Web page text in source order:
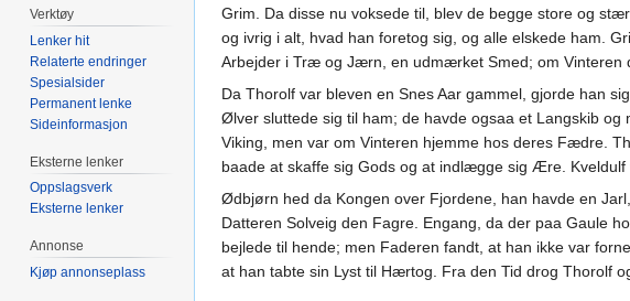
Grim. Da disse nu voksede til, blev de begge store og
og ivrig i alt, hvad han foretog sig, og alle elskede ham.
Arbejder i Træ og Jærn, en udmærket Smed; om Vinteren
Da Thorolf var bleven en Snes Aar gammel, gjorde han
Ølver sluttede sig til ham; de havde ogsaa et Langskib
Viking, men var om Vinteren hjemme hos deres Fædre.
baade at skaffe sig Gods og at indlægge sig Ære.
Ødbjørn hed da Kongen over Fjordene, han havde en
Datteren Solveig den Fagre. Engang, da der paa Gaule
bejlede til hende; men Faderen fandt, at han ikke var
at han tabte sin Lyst til Hærtog. Fra den Tid drog Thorolf
Verktøy
Lenker hit
Relaterte endringer
Spesialsider
Permanent lenke
Sideinformasjon
Eksterne lenker
Oppslagsverk
Eksterne lenker
Annonse
Kjøp annonseplass